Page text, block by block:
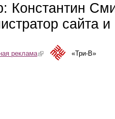
Константин
сайта
реклама(link is external)«Три-В»